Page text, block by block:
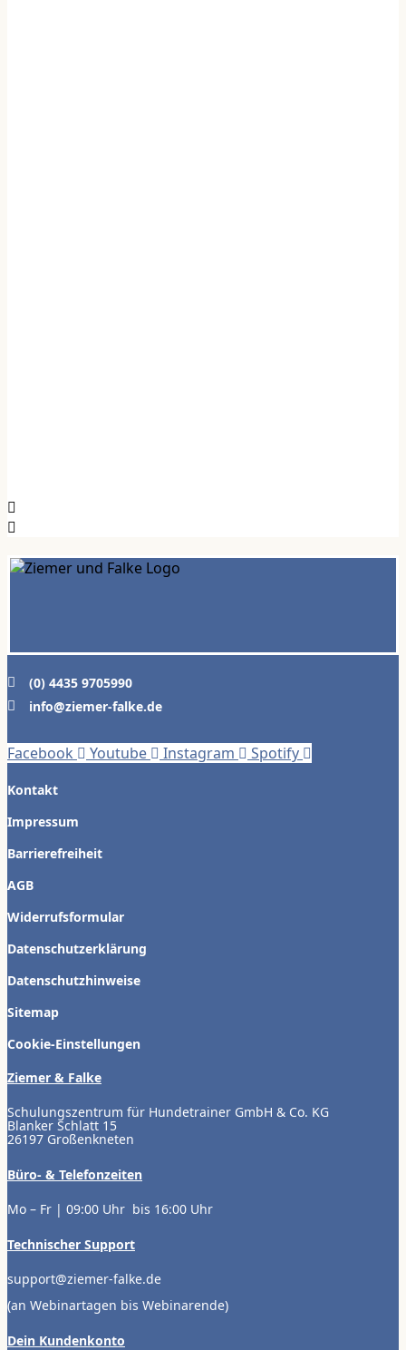
(0) 4435 9705990
info@ziemer-falke.de
Facebook Youtube Instagram Spotify
Kontakt
Impressum
Barrierefreiheit
AGB
Widerrufsformular
Datenschutzerklärung
Datenschutzhinweise
Sitemap
Cookie-Einstellungen
Ziemer & Falke
Schulungszentrum für Hundetrainer GmbH & Co. KG
Blanker Schlatt 15
26197 Großenkneten
Büro- & Telefonzeiten
Mo – Fr | 09:00 Uhr bis 16:00 Uhr
Technischer Support
support@ziemer-falke.de
(an Webinartagen bis Webinarende)
Dein Kundenkonto